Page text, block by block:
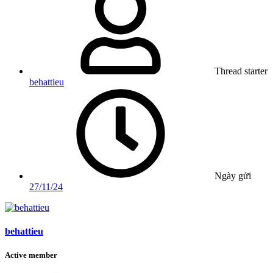
Thread starter
behattieu
Ngày gửi
27/11/24
behattieu
Active member